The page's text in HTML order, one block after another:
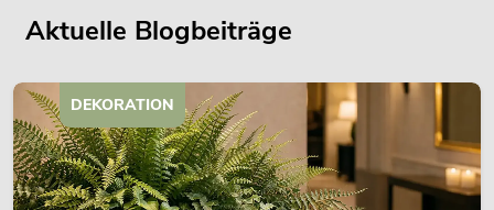
Aktuelle Blogbeiträge
DEKORATION